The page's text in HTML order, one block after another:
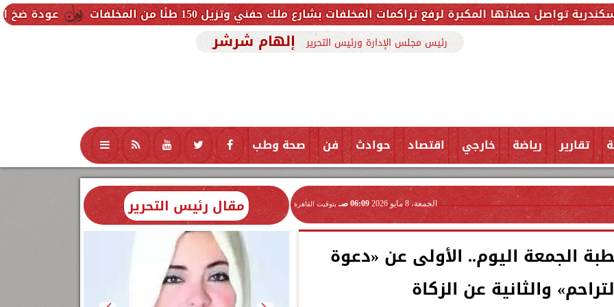
عودة ضخ المياه تدريجيًا لرفع تراكمات المخلفات بشارع ملك حفني وتزيل 150 طنًا من المخلفات
رئيس مجلس الإدارة ورئيس التحرير إلهام شرشر
تقارير رياضة خارجي اقتصاد حوادث فن صحة وطب تكنولوجيا منوعات محافظات
الجمعة، 8 مايو 2026 06:09 صـ بتوقيت القاهرة
الجمعة اليوم.. الأولى عن «دعوة
والثانية عن الزكاة
مقال رئيس التحرير